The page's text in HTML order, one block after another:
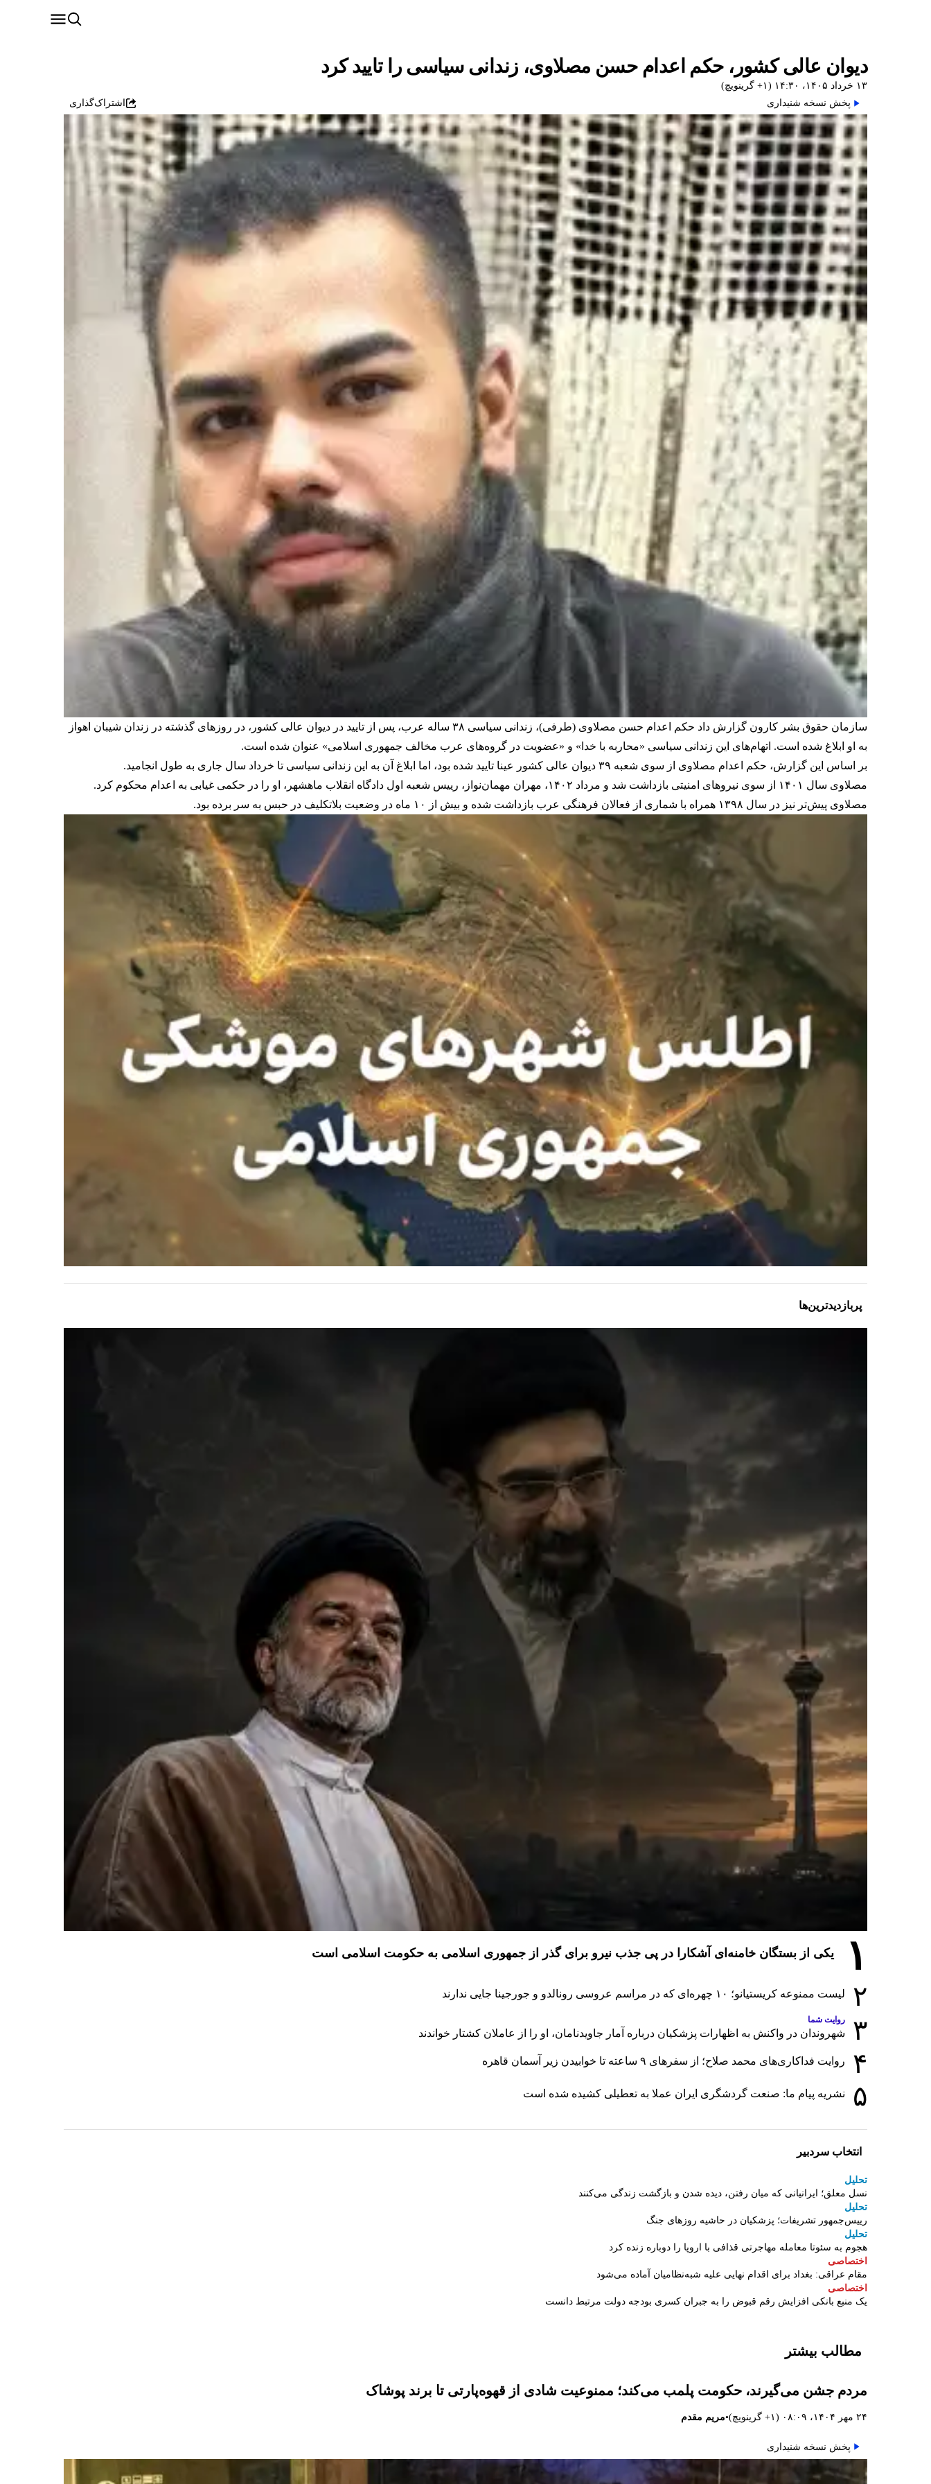
دیوان عالی کشور، حکم اعدام حسن مصلاوی، زندانی سیاسی را تایید کرد
۱۳ خرداد ۱۴۰۵، ۱۴:۳۰ (‎+۱ گرینویچ)
پخش نسخه شنیداری
اشتراک‌گذاری
سازمان حقوق بشر کارون گزارش داد حکم اعدام حسن مصلاوی (طرفی)، زندانی سیاسی ۳۸ ساله عرب، پس از تایید در دیوان عالی کشور، در روزهای گذشته در زندان شیبان اهواز
به او ابلاغ شده است. اتهام‌های این زندانی سیاسی «محاربه با خدا» و «عضویت در گروه‌های عرب مخالف جمهوری اسلامی» عنوان شده است.
بر اساس این گزارش، حکم اعدام مصلاوی از سوی شعبه ۳۹ دیوان عالی کشور عینا تایید شده بود، اما ابلاغ آن به این زندانی سیاسی تا خرداد سال جاری به طول انجامید.
مصلاوی سال ۱۴۰۱ از سوی نیروهای امنیتی بازداشت شد و مرداد ۱۴۰۲، مهران مهمان‌نواز، رییس شعبه اول دادگاه انقلاب ماهشهر، او را در حکمی غیابی به اعدام محکوم کرد.
مصلاوی پیش‌تر نیز در سال ۱۳۹۸ همراه با شماری از فعالان فرهنگی عرب بازداشت شده و بیش از ۱۰ ماه در وضعیت بلاتکلیف در حبس به سر برده بود.
پربازدیدترین‌ها
۱ یکی از بستگان خامنه‌ای آشکارا در پی جذب نیرو برای گذر از جمهوری اسلامی به حکومت اسلامی است
۲ لیست ممنوعه کریستیانو؛ ۱۰ چهره‌ای که در مراسم عروسی رونالدو و جورجینا جایی ندارند
۳ روایت شما
شهروندان در واکنش به اظهارات پزشکیان درباره آمار جاویدنامان، او را از عاملان کشتار خواندند
۴ روایت فداکاری‌های محمد صلاح؛ از سفرهای ۹ ساعته تا خوابیدن زیر آسمان قاهره
۵ نشریه پیام ما: صنعت گردشگری ایران عملا به تعطیلی کشیده شده است
انتخاب سردبیر
تحلیل
نسل معلق؛ ایرانیانی که میان رفتن، دیده شدن و بازگشت زندگی می‌کنند
تحلیل
رییس‌جمهور تشریفات؛ پزشکیان در حاشیه روزهای جنگ
تحلیل
هجوم به سئوتا معامله مهاجرتی قذافی با اروپا را دوباره زنده کرد
اختصاصی
مقام عراقی: بغداد برای اقدام نهایی علیه شبه‌نظامیان آماده می‌شود
اختصاصی
یک منبع بانکی افزایش رقم قبوض را به جبران کسری بودجه دولت مرتبط دانست
مطالب بیشتر
مردم جشن می‌گیرند، حکومت پلمب می‌کند؛ ممنوعیت شادی از قهوه‌پارتی تا برند پوشاک
۲۴ مهر ۱۴۰۴، ۰۸:۰۹ (‎+۱ گرینویچ) •مریم مقدم
پخش نسخه شنیداری